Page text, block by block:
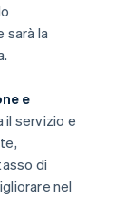
sarà la
e
il servizio e
di
nel